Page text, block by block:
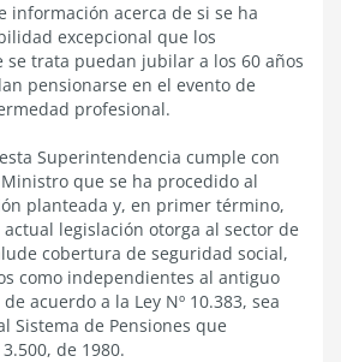
información acerca de si se ha
excepcional que los
trata puedan jubilar a los 60 años
pensionarse en el evento de
profesional.
Superintendencia cumple con
que se ha procedido al
planteada y, en primer término,
legislación otorga al sector de
cobertura de seguridad social,
como independientes al antiguo
acuerdo a la Ley Nº 10.383, sea
Sistema de Pensiones que
de 1980.